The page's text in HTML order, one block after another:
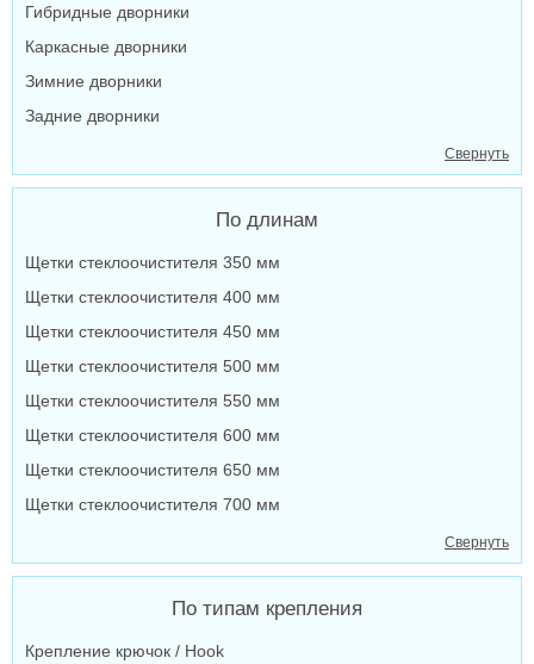
Гибридные дворники
Каркасные дворники
Зимние дворники
Задние дворники
Свернуть
По длинам
Щетки стеклоочистителя 350 мм
Щетки стеклоочистителя 400 мм
Щетки стеклоочистителя 450 мм
Щетки стеклоочистителя 500 мм
Щетки стеклоочистителя 550 мм
Щетки стеклоочистителя 600 мм
Щетки стеклоочистителя 650 мм
Щетки стеклоочистителя 700 мм
Свернуть
По типам крепления
Крепление крючок / Hook